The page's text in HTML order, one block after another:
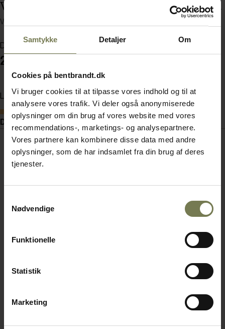
Samtykke Detaljer Om
Cookies på bentbrandt.dk
Vi bruger cookies til at tilpasse vores indhold og til at
analysere vores trafik. Vi deler også anonymiserede
oplysninger om din brug af vores website med vores
recommendations-, marketings- og analysepartnere.
Vores partnere kan kombinere disse data med andre
oplysninger, som de har indsamlet fra din brug af deres
tjenester.
Nødvendige
Funktionelle
Statistik
Marketing
Varimixer dejkrog til RN20/12, 20 ltr., rustfrit stål
Varenummer: 62011721
Din pris (ekskl. moms)
2.827,00 kr./stk.
Læg i kurv
Bestillingsvare
Dokumenter